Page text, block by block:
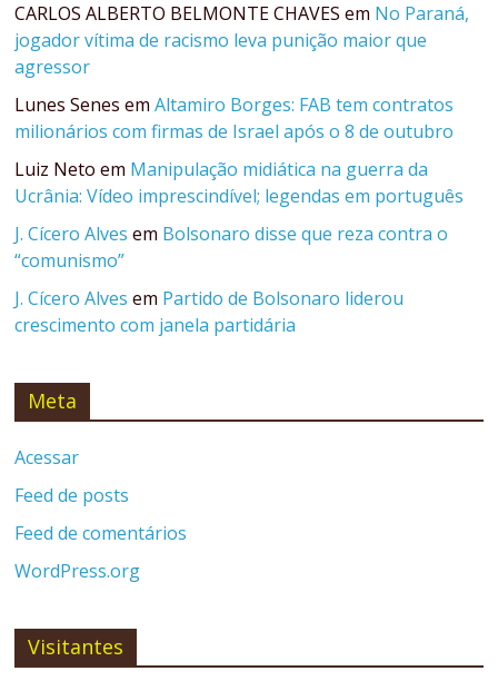
CARLOS ALBERTO BELMONTE CHAVES em No Paraná,
jogador vítima de racismo leva punição maior que
agressor
Lunes Senes emAltamiro Borges: FAB tem contratos
milionários com firmas de Israel após o 8 de outubro
Luiz Neto em Manipulação midiática na guerra da
Ucrânia: Vídeo imprescindível; legendas em português
J. Cícero Alves em Bolsonaro disse que reza contra o
“comunismo”
J. Cícero Alves em Partido de Bolsonaro liderou
crescimento com janela partidária
Meta
Acessar
Feed de posts
Feed de comentários
WordPress.org
Visitantes